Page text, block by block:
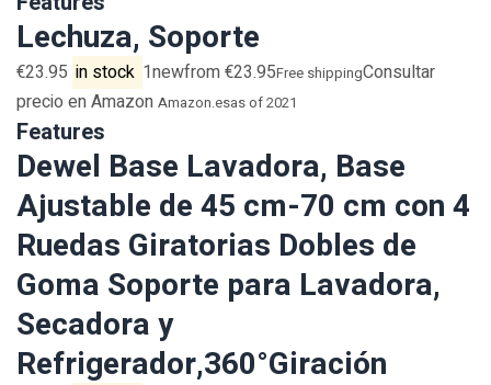
Lechuza, Soporte
€23.95 in stock 1newfrom €23.95Free shippingConsultar
precio en Amazon Amazon.esas of 2021
Features
Dewel Base Lavadora, Base
Ajustable de 45 cm-70 cm con 4
Ruedas Giratorias Dobles de
Goma Soporte para Lavadora,
Secadora y
Refrigerador,360°Giración